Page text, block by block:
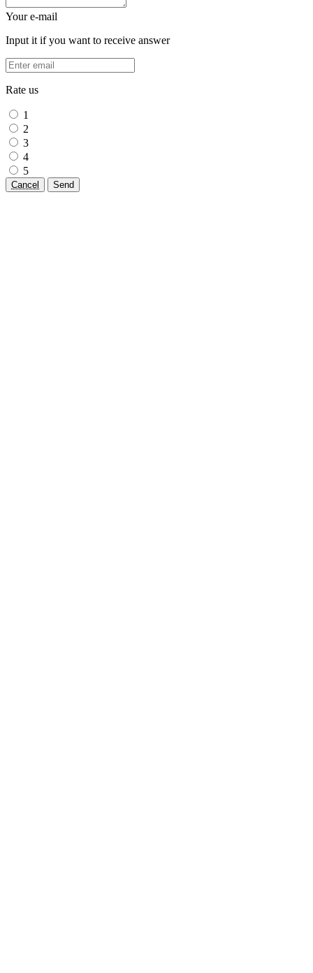
Your e-mail
Input it if you want to receive answer
Rate us
1
2
3
4
5
Cancel Send